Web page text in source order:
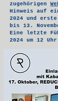
zugehörigen
Hinweis auf
2024 und
bis 13.
Eine letzte
2024 um 12